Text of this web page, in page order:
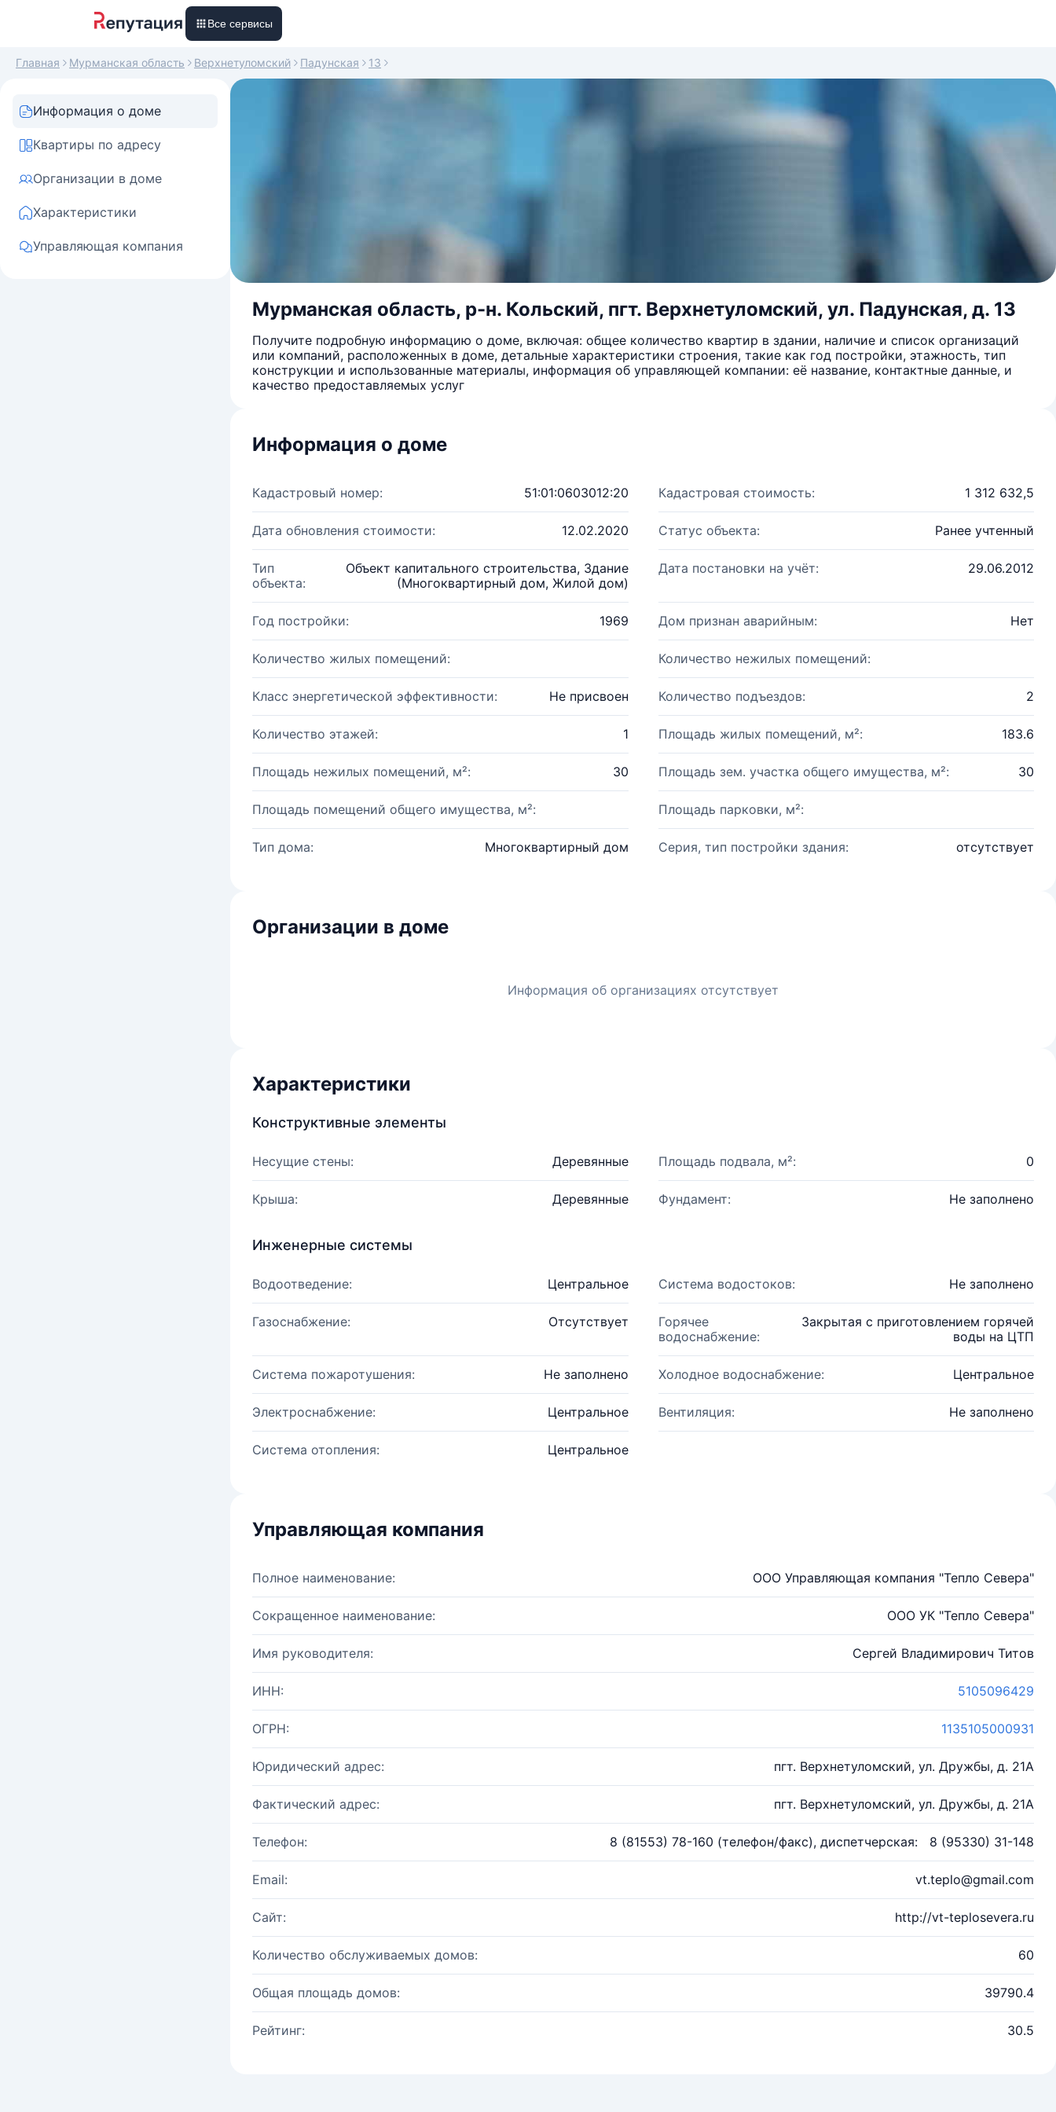
Все сервисы
Главная Мурманская область Верхнетуломский Падунская 13
Информация о доме
Квартиры по адресу
Организации в доме
Характеристики
Управляющая компания
Мурманская область, р-н. Кольский, пгт. Верхнетуломский, ул. Падунская, д. 13
Получите подробную информацию о доме, включая: общее количество квартир в здании, наличие и список организаций
или компаний, расположенных в доме, детальные характеристики строения, такие как год постройки, этажность, тип
конструкции и использованные материалы, информация об управляющей компании: её название, контактные данные, и
качество предоставляемых услуг
Информация о доме
Кадастровый номер: 51:01:0603012:20 Кадастровая стоимость: 1 312 632,5
Дата обновления стоимости: 12.02.2020 Статус объекта: Ранее учтенный
Тип
объекта:
Объект капитального строительства, Здание
(Многоквартирный дом, Жилой дом)
Дата постановки на учёт: 29.06.2012
Год постройки: 1969 Дом признан аварийным: Нет
Количество жилых помещений: Количество нежилых помещений:
Класс энергетической эффективности: Не присвоен Количество подъездов: 2
Количество этажей: 1 Площадь жилых помещений, м²: 183.6
Площадь нежилых помещений, м²: 30 Площадь зем. участка общего имущества, м²: 30
Площадь помещений общего имущества, м²: Площадь парковки, м²:
Тип дома: Многоквартирный дом Серия, тип постройки здания: отсутствует
Организации в доме
Информация об организациях отсутствует
Характеристики
Конструктивные элементы
Несущие стены: Деревянные Площадь подвала, м²: 0
Крыша: Деревянные Фундамент: Не заполнено
Инженерные системы
Водоотведение: Центральное Система водостоков: Не заполнено
Газоснабжение: Отсутствует
Горячее
водоснабжение:
Закрытая с приготовлением горячей
воды на ЦТП
Система пожаротушения: Не заполнено Холодное водоснабжение: Центральное
Электроснабжение: Центральное Вентиляция: Не заполнено
Система отопления: Центральное
Управляющая компания
Полное наименование: ООО Управляющая компания "Тепло Севера"
Сокращенное наименование: ООО УК "Тепло Севера"
Имя руководителя: Сергей Владимирович Титов
ИНН: 5105096429
ОГРН: 1135105000931
Юридический адрес: пгт. Верхнетуломский, ул. Дружбы, д. 21А
Фактический адрес: пгт. Верхнетуломский, ул. Дружбы, д. 21А
Телефон: 8 (81553) 78-160 (телефон/факс), диспетчерская: 8 (95330) 31-148
Email: vt.teplo@gmail.com
Сайт: http://vt-teplosevera.ru
Количество обслуживаемых домов: 60
Общая площадь домов: 39790.4
Рейтинг: 30.5